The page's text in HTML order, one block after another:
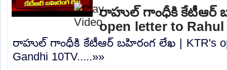
రాహుల్ గాంధీకి కేటీఆర్
open letter to Rahul
రాహుల్ గాంధీకి కేటీఆర్ బహిరంగ లేఖ | KTR's
Gandhi 10TV.....»»